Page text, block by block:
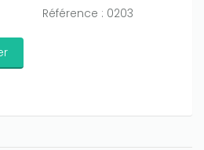
Référence : 0203